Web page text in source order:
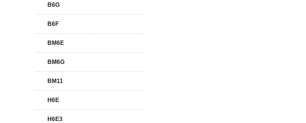
B6G
B6F
BM6E
BM6G
BM11
H6E
H6E3